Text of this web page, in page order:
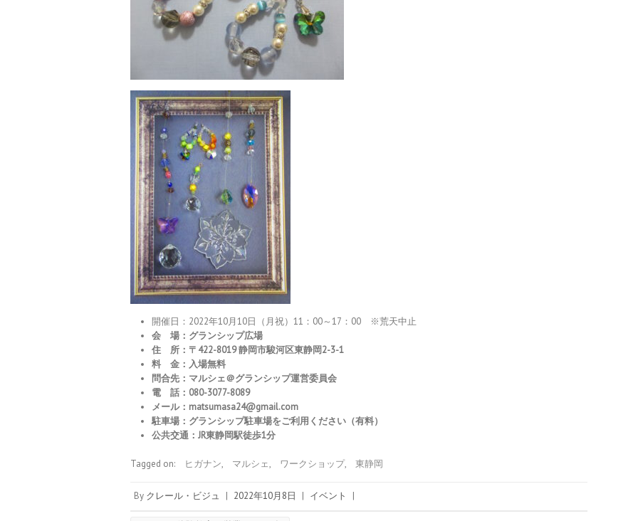
開催日：2022年10月10日（月祝）11：00～17：00 ※荒天中止
会 場：グランシップ広場
住 所：〒422-8019 静岡市駿河区東静岡2-3-1
料 金：入場無料
問合先：マルシェ＠グランシップ運営委員会
電 話：080-3077-8089
メール：matsumasa24@gmail.com
駐車場：グランシップ駐車場をご利用ください（有料）
公共交通：JR東静岡駅徒歩1分
Tagged on: ヒガナン, マルシェ, ワークショップ, 東静岡
By クレール・ビジュ | 2022年10月8日 | イベント |